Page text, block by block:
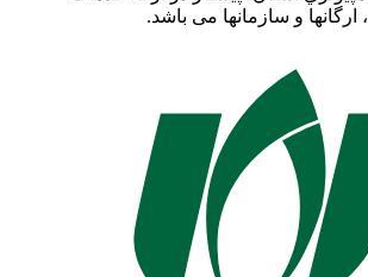
ارگانها و سازمانها می باشد.